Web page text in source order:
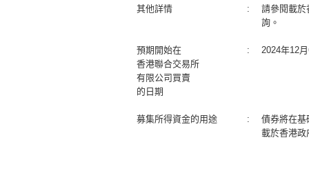
其他詳情 :
請參閱載於
詢。
預期開始在
香港聯合交易所
有限公司買賣
的日期
: 2024年12
募集所得資金的用途 :
債券將在基
載於香港政